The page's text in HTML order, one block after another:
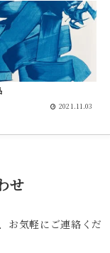
2021.11.03
せ
お気軽にご連絡くだ